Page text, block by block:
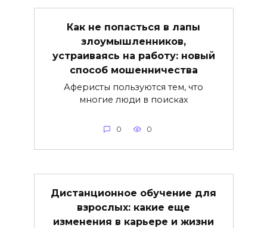
Как не попасться в лапы
злоумышленников,
устраиваясь на работу: новый
способ мошенничества
Аферисты пользуются тем, что
многие люди в поисках
0 0
Дистанционное обучение для
взрослых: какие еще
изменения в карьере и жизни